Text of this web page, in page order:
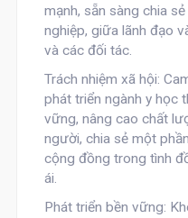
mạnh, sẵn sàng chia
nghiệp, giữa lãnh đạo
và các đối tác.
Trách nhiệm xã hội:
phát triển ngành y học
vững, nâng cao chất
người, chia sẻ một
cộng đồng trong tình
ái.
Phát triển bền vững: